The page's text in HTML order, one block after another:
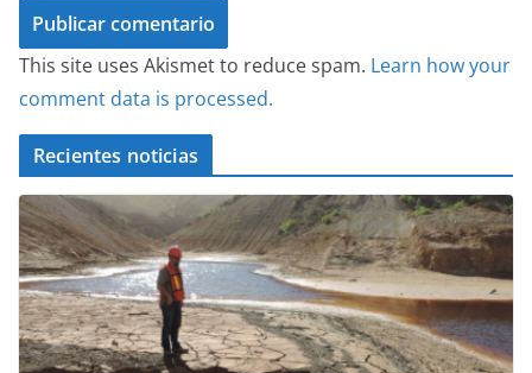
This site uses Akismet to reduce spam. Learn how your
comment data is processed.
Recientes noticias